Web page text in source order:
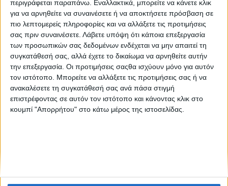
περιγράφεται παραπάνω. Εναλλακτικά, μπορείτε να κάνετε κλικ
για να αρνηθείτε να συναινέσετε ή να αποκτήσετε πρόσβαση σε
πιο λεπτομερείς πληροφορίες και να αλλάξετε τις προτιμήσεις
σας πριν συναινέσετε. Λάβετε υπόψη ότι κάποια επεξεργασία
των προσωπικών σας δεδομένων ενδέχεται να μην απαιτεί τη
συγκατάθεσή σας, αλλά έχετε το δικαίωμα να αρνηθείτε αυτήν
την επεξεργασία. Οι προτιμήσεις σαςθα ισχύουν μόνο για αυτόν
τον ιστότοπο. Μπορείτε να αλλάξετε τις προτιμήσεις σας ή να
ανακαλέσετε τη συγκατάθεσή σας ανά πάσα στιγμή
επιστρέφοντας σε αυτόν τον ιστότοπο και κάνοντας κλικ στο
κουμπί "Απορρήτου" στο κάτω μέρος της ιστοσελίδας.
None feed